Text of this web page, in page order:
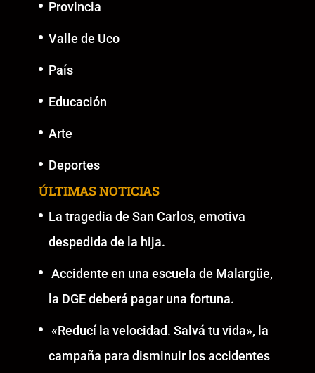
Provincia
Valle de Uco
País
Educación
Arte
Deportes
ÚLTIMAS NOTICIAS
La tragedia de San Carlos, emotiva
despedida de la hija.
Accidente en una escuela de Malargüe,
la DGE deberá pagar una fortuna.
«Reducí la velocidad. Salvá tu vida», la
campaña para disminuir los accidentes